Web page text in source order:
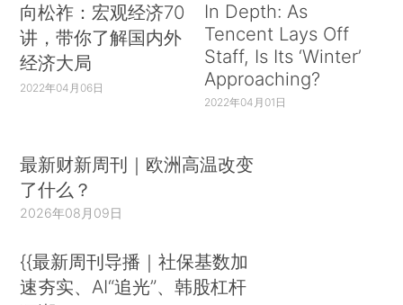
向松祚：宏观经济70
讲，带你了解国内外
经济大局
2022年04月06日
In Depth: As
Tencent Lays Off
Staff, Is Its ‘Winter’
Approaching?
2022年04月01日
最新财新周刊｜欧洲高温改变
了什么？
2026年08月09日
{{最新周刊导播｜社保基数加
速夯实、AI“追光”、韩股杠杆